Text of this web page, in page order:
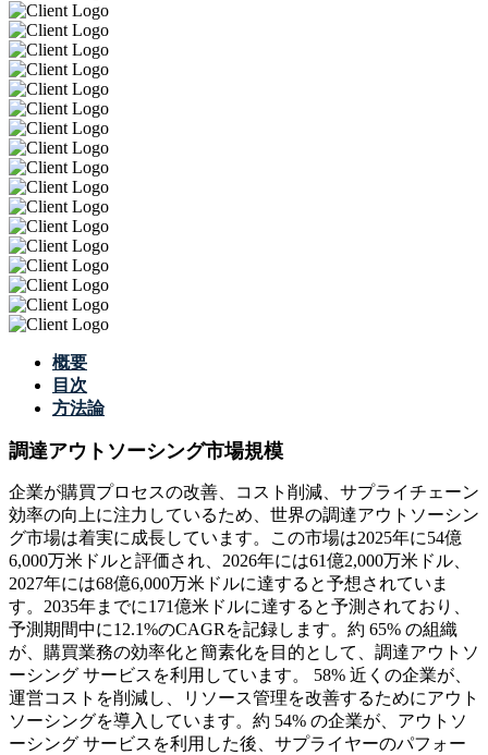
概要
目次
方法論
調達アウトソーシング市場規模
企業が購買プロセスの改善、コスト削減、サプライチェーン
効率の向上に注力しているため、世界の調達アウトソーシン
グ市場は着実に成長しています。この市場は2025年に54億
6,000万米ドルと評価され、2026年には61億2,000万米ドル、
2027年には68億6,000万米ドルに達すると予想されていま
す。2035年までに171億米ドルに達すると予測されており、
予測期間中に12.1%のCAGRを記録します。約 65% の組織
が、購買業務の効率化と簡素化を目的として、調達アウトソ
ーシング サービスを利用しています。 58% 近くの企業が、
運営コストを削減し、リソース管理を改善するためにアウト
ソーシングを導入しています。約 54% の企業が、アウトソ
ーシング サービスを利用した後、サプライヤーのパフォー